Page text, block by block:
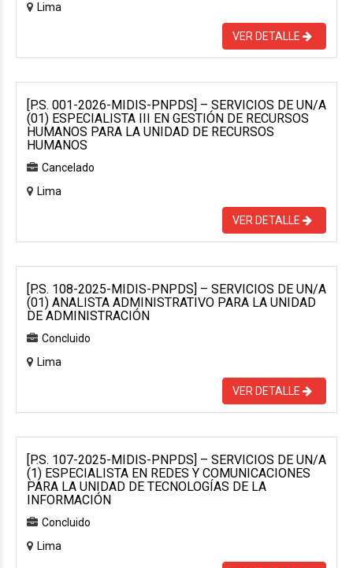
Lima
VER DETALLE
[P.S. 001-2026-MIDIS-PNPDS] – SERVICIOS DE UN/A
(01) ESPECIALISTA III EN GESTIÓN DE RECURSOS
HUMANOS PARA LA UNIDAD DE RECURSOS
HUMANOS
Cancelado
Lima
VER DETALLE
[P.S. 108-2025-MIDIS-PNPDS] – SERVICIOS DE UN/A
(01) ANALISTA ADMINISTRATIVO PARA LA UNIDAD
DE ADMINISTRACIÓN
Concluido
Lima
VER DETALLE
[P.S. 107-2025-MIDIS-PNPDS] – SERVICIOS DE UN/A
(1) ESPECIALISTA EN REDES Y COMUNICACIONES
PARA LA UNIDAD DE TECNOLOGÍAS DE LA
INFORMACIÓN
Concluido
Lima